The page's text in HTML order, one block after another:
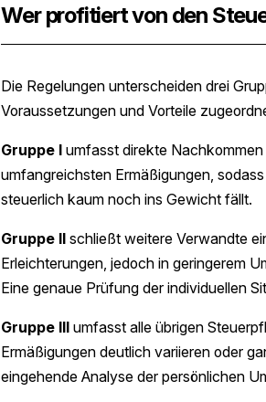
Wer profitiert von den
Die Regelungen unterscheiden drei
Voraussetzungen und Vorteile
Gruppe I umfasst direkte
umfangreichsten Ermäßigungen,
steuerlich kaum noch ins Gewicht fällt.
Gruppe II schließt weitere Verwandte
Erleichterungen, jedoch in geringerem
Eine genaue Prüfung der individuellen
Gruppe III umfasst alle übrigen
Ermäßigungen deutlich variieren oder
eingehende Analyse der persönlichen